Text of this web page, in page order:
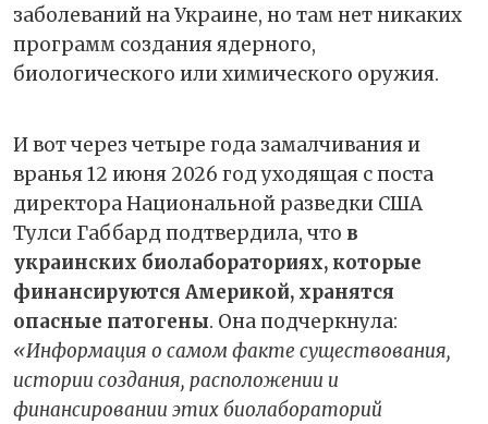
заболеваний на Украине, но там нет никаких
программ создания ядерного,
биологического или химического оружия.
И вот через четыре года замалчивания и
вранья 12 июня 2026 год уходящая с поста
директора Национальной разведки США
Тулси Габбард подтвердила, что в
украинских биолабораториях, которые
финансируются Америкой, хранятся
опасные патогены. Она подчеркнула:
«Информация о самом факте существования,
истории создания, расположении и
финансировании этих биолабораторий